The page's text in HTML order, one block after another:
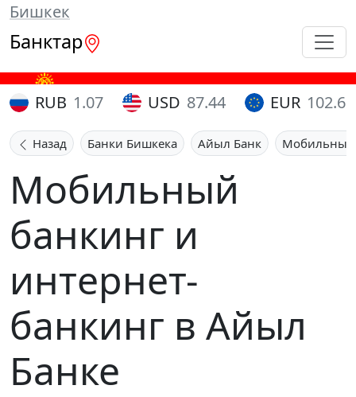
Бишкек
Банктар
RUB 1.07 USD 87.44 EUR 102.65
Назад Банки Бишкека Айыл Банк Мобильный
Мобильный
банкинг и
интернет-
банкинг в Айыл
Банке